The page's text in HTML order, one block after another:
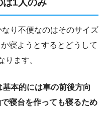
り不便なのはそのサイズ
寝ようとするとどうして
ります。
本的には車の前後方向
寝台を作っても寝るため